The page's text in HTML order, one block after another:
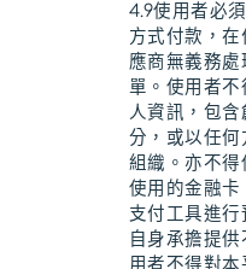
4.9使用者必
方式付款，
應商無義務
單。使用者
人資訊，包
分，或以任何
組織。亦不得
使用的金融卡
支付工具進
自身承擔提
用者不得對本